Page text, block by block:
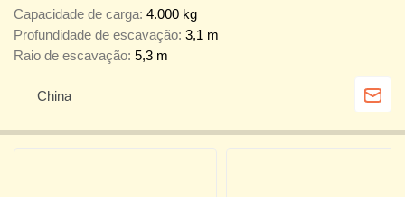
Capacidade de carga 4.000 kg
Profundidade de escavação 3,1 m
Raio de escavação 5,3 m
China